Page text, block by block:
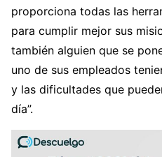
proporciona todas las
para cumplir mejor sus
también alguien que se
uno de sus empleados
y las dificultades que
día”.